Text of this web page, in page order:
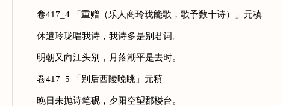
卷417_4 「重赠（乐人商玲珑能歌，歌予数十诗）」元稹
休遣玲珑唱我诗，我诗多是别君词。
明朝又向江头别，月落潮平是去时。
卷417_5 「别后西陵晚眺」元稹
晚日未抛诗笔砚，夕阳空望郡楼台。